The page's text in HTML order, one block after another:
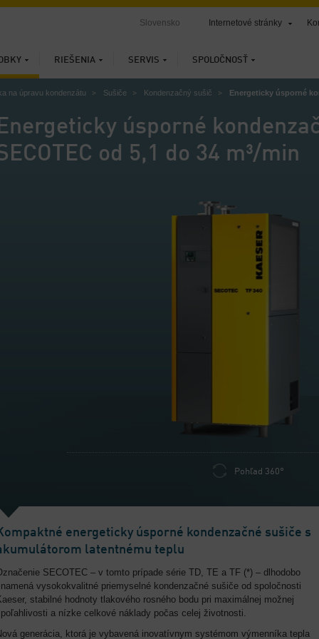
RIEŠENIA SERVIS SPOLOČNOSŤ
Slovensko Internetové stránky
na úpravu kondenzátu Sušiče Kondenzačný sušič Energeticky úsporné
úsporné
od 5,1 do 34 m³/min
Pohľad 360°
energeticky úsporné kondenzačné sušiče s
latentnému teplu
SECOTEC – v tomto prípade série TD, TE a TF (*) – dlhodobo
vysokokvalitné priemyselné kondenzačné sušiče od spoločnosti
stabilné hodnoty tlakového rosného bodu pri maximálnej možnej
a nízke celkové náklady počas celej životnosti.
generácia, ktorá je vybavená inovatívnym systémom výmenníka tepla